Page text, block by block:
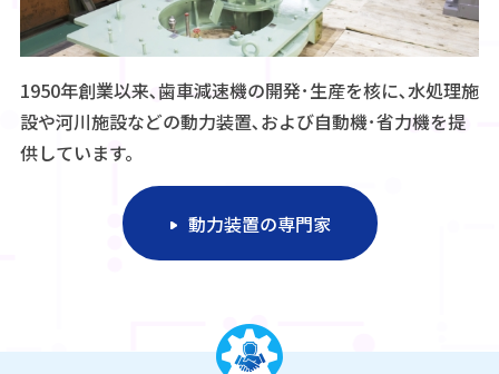
1950年創業以来､歯車減速機の開発･生産を核に､水処理施
設や河川施設などの動力装置､および自動機･省力機を提
供しています。
動力装置の専門家